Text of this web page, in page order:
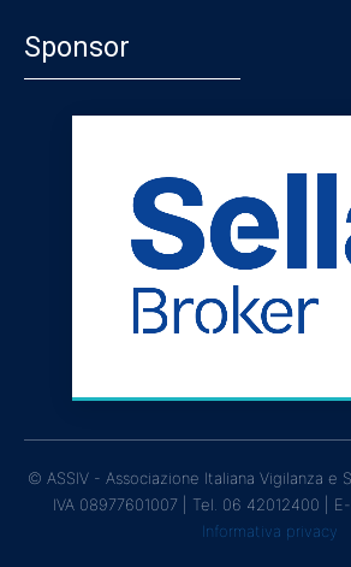
Sponsor
© ASSIV - Associazione Italiana Vigilanza e
IVA 08977601007 | Tel. 06 42012400 |
Informativa privacy